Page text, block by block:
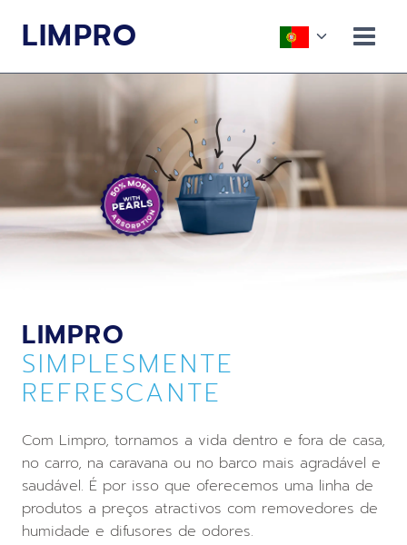
LIMPRO
Toggle
LIMPRO
SIMPLESMENTE
REFRESCANTE
Com Limpro, tornamos a vida dentro e fora de casa,
no carro, na caravana ou no barco mais agradável e
saudável. É por isso que oferecemos uma linha de
produtos a preços atractivos com removedores de
humidade e difusores de odores.